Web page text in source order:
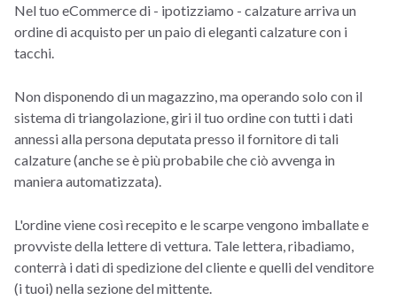
Nel tuo eCommerce di - ipotizziamo - calzature arriva un
ordine di acquisto per un paio di eleganti calzature con i
tacchi.
Non disponendo di un magazzino, ma operando solo con il
sistema di triangolazione, giri il tuo ordine con tutti i dati
annessi alla persona deputata presso il fornitore di tali
calzature (anche se è più probabile che ciò avvenga in
maniera automatizzata).
L'ordine viene così recepito e le scarpe vengono imballate e
provviste della lettere di vettura. Tale lettera, ribadiamo,
conterrà i dati di spedizione del cliente e quelli del venditore
(i tuoi) nella sezione del mittente.